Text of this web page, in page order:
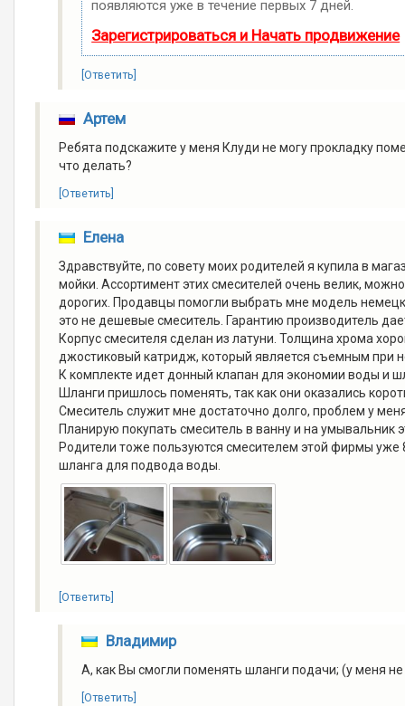
появляются уже в течение первых 7 дней.
Зарегистрироваться и Начать продвижение
[Ответить]
Артем
Ребята подскажите у меня Клуди не могу прокладку
что делать?
[Ответить]
Елена
Здравствуйте, по совету моих родителей я купила в
мойки. Ассортимент этих смесителей очень велик,
дорогих. Продавцы помогли выбрать мне модель
это не дешевые смеситель. Гарантию производитель
Корпус смесителя сделан из латуни. Толщина хрома
джостиковый катридж, который является съемным при
К комплекте идет донный клапан для экономии воды и
Шланги пришлось поменять, так как они оказались
Смеситель служит мне достаточно долго, проблем у
Планирую покупать смеситель в ванну и на умывальник
Родители тоже пользуются смесителем этой фирмы
шланга для подвода воды.
[Ответить]
Владимир
А, как Вы смогли поменять шланги подачи; (у меня
[Ответить]